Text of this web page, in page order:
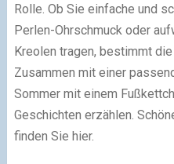
Rolle. Ob Sie einfache und
Perlen-Ohrschmuck oder
Kreolen tragen, bestimmt
Zusammen mit einer
Sommer mit einem
Geschichten erzählen.
finden Sie hier.